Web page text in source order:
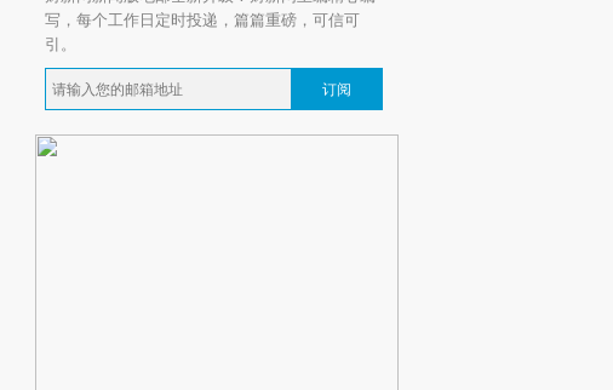
写，每个工作日定时投递，篇篇重磅，可信可
引。
订阅